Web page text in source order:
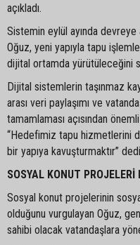
açıkladı.
Sistemin eylül ayında devreye
Oğuz, yeni yapıyla tapu
dijital ortamda yürütüleceğini
Dijital sistemlerin taşınmaz
arası veri paylaşımı ve
tamamlaması açısından
“Hedefimiz tapu hizmetlerini
bir yapıya kavuşturmaktır”
SOSYAL KONUT
Sosyal konut projelerinin
olduğunu vurgulayan Oğuz,
sahibi olacak vatandaşlara